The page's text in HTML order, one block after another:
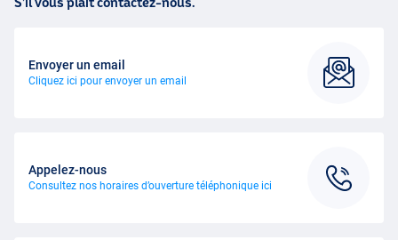
Envoyer un email
Cliquez ici pour envoyer un email
Appelez-nous
Consultez nos horaires d’ouverture téléphonique ici